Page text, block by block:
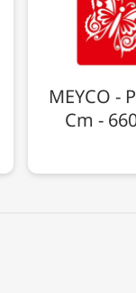
MEYCO -
Cm -